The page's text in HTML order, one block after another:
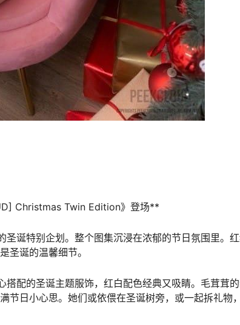
Christmas Twin Edition》登场**
诞特别企划。整个图集沉浸在浓郁的节日氛围里。
圣诞的温馨细节。
配的圣诞主题服饰，红白配色经典又吸睛。毛茸茸
节日小心思。她们或依偎在圣诞树旁，或一起拆礼物